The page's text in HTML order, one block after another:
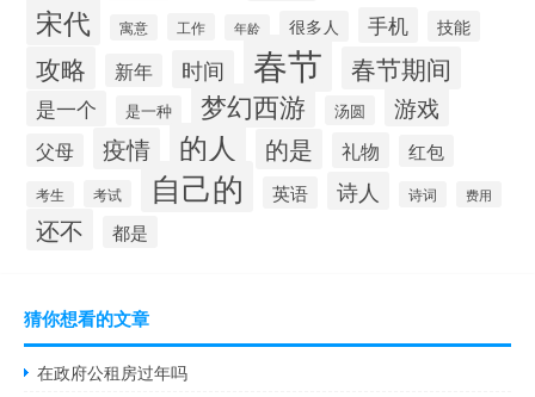
宋代 寓意 工作 年龄 很多人 手机 技能
攻略 新年 时间 春节 春节期间
是一个 是一种 梦幻西游 汤圆 游戏
父母 疫情 的人 的是 礼物 红包
考生 考试 自己的 英语 诗人 诗词 费用
还不 都是
猜你想看的文章
在政府公租房过年吗